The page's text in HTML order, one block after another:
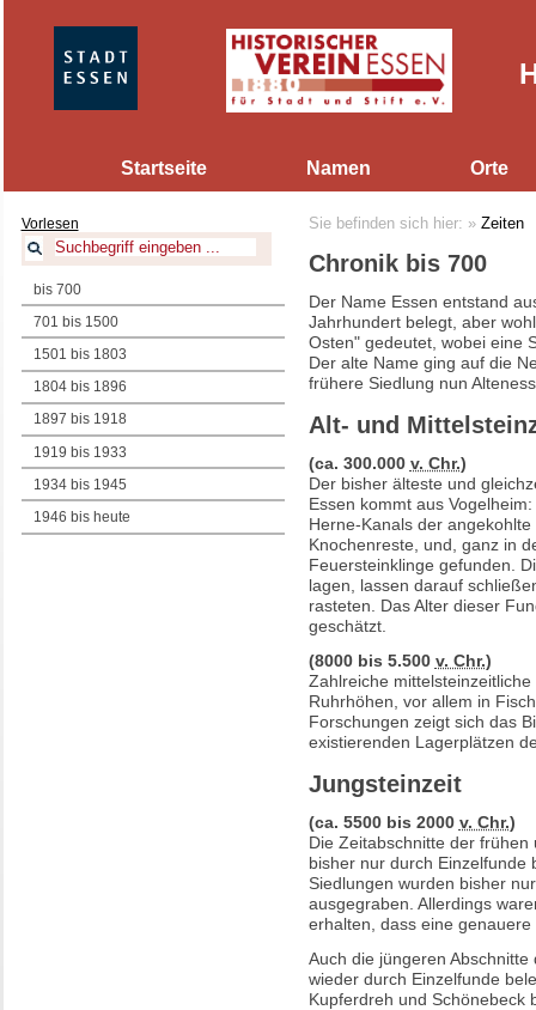
Startseite Namen Orte
Vorlesen
bis 700
701 bis 1500
1501 bis 1803
1804 bis 1896
1897 bis 1918
1919 bis 1933
1934 bis 1945
1946 bis heute
Sie befinden sich hier: » Zeiten
Chronik bis 700
Der Name Essen entstand
Jahrhundert belegt, aber
Osten" gedeutet, wobei eine
Der alte Name ging auf die
frühere Siedlung nun
Alt- und
(ca. 300.000 v. Chr.)
Der bisher älteste und
Essen kommt aus
Herne-Kanals der
Knochenreste, und, ganz in
Feuersteinklinge gefunden.
lagen, lassen darauf
rasteten. Das Alter dieser
geschätzt.
(8000 bis 5.500 v. Chr.)
Zahlreiche
Ruhrhöhen, vor allem in
Forschungen zeigt sich das
existierenden Lagerplätzen
Jungsteinzeit
(ca. 5500 bis 2000 v. Chr.)
Die Zeitabschnitte der
bisher nur durch Einzelfunde
Siedlungen wurden bisher
ausgegraben. Allerdings
erhalten, dass eine
Auch die jüngeren
wieder durch Einzelfunde
Kupferdreh und Schönebeck